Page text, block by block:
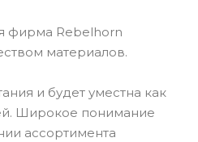
фирма Rebelhorn
материалов.
и будет уместна как
Широкое понимание
ассортимента